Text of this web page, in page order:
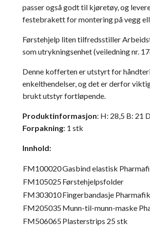
passer også godt til kjøretøy, og
festebrakett for montering på vegg
Førstehjelp liten tilfredsstiller
som utrykningsenhet (veiledning nr.
Denne kofferten er utstyrt for
enkelthendelser, og det er derfor
brukt utstyr fortløpende.
Produktinformasjon: H: 28,5 B: 21
Forpakning: 1 stk
Innhold:
FM100020Gasbind elastisk
FM105025Førstehjelpsfolder
FM303010Fingerbandasje
FM205035Munn-til-munn-maske
FM506065Plasterstrips 25 stk